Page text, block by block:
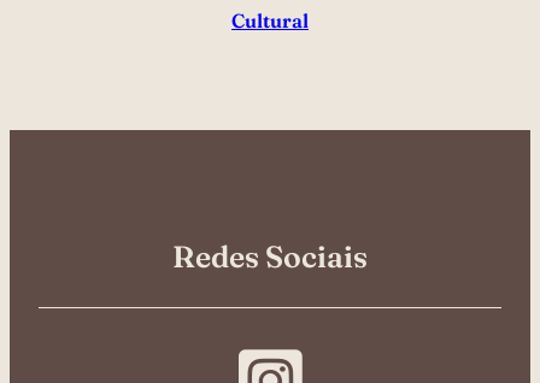
Cultural
Redes Sociais